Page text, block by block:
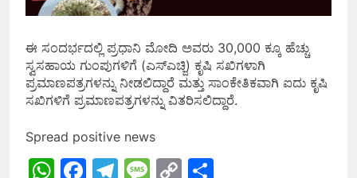
ಈ ಸಂದರ್ಭದಲ್ಲಿ ಪ್ರಧಾನಿ ಮೋದಿ ಅವರು 30,000 ಕ್ಕೂ ಹೆಚ್ಚು
ಸ್ವಸಹಾಯ ಗುಂಪುಗಳಿಗೆ (ಎಸ್‌ಎಚ್ಜಿ) ಕೃಷಿ ಸಖಿಗಳಾಗಿ
ಪ್ರಮಾಣಪತ್ರಗಳನ್ನು ನೀಡಲಿದ್ದಾರೆ ಮತ್ತು ಸಾಂಕೇತಿಕವಾಗಿ ಐದು ಕೃಷಿ
ಸಖಿಗಳಿಗೆ ಪ್ರಮಾಣಪತ್ರಗಳನ್ನು ವಿತರಿಸಲಿದ್ದಾರೆ.
Spread positive news
WhatsApp
Facebook
Telegram
Message
Copy